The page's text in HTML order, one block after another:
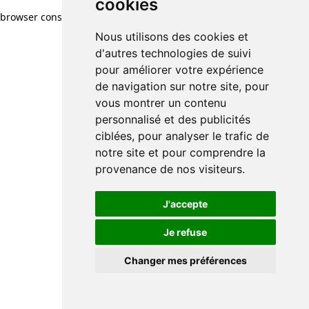
cookies
Nous utilisons des cookies et
d'autres technologies de suivi
pour améliorer votre expérience
de navigation sur notre site, pour
vous montrer un contenu
personnalisé et des publicités
ciblées, pour analyser le trafic de
notre site et pour comprendre la
provenance de nos visiteurs.
J'accepte
Je refuse
Changer mes préférences
browser console for more information)